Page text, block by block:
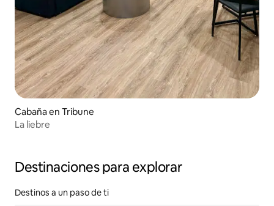
Cabaña en Tribune
La liebre
Destinaciones para explorar
Destinos a un paso de ti